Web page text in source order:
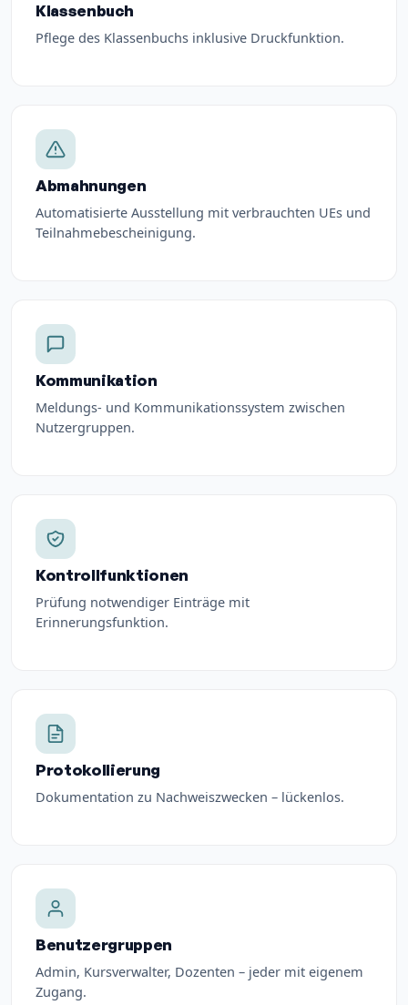
Klassenbuch
Pflege des Klassenbuchs inklusive Druckfunktion.
Abmahnungen
Automatisierte Ausstellung mit verbrauchten UEs und
Teilnahmebescheinigung.
Kommunikation
Meldungs- und Kommunikationssystem zwischen
Nutzergruppen.
Kontrollfunktionen
Prüfung notwendiger Einträge mit
Erinnerungsfunktion.
Protokollierung
Dokumentation zu Nachweiszwecken – lückenlos.
Benutzergruppen
Admin, Kursverwalter, Dozenten – jeder mit eigenem
Zugang.